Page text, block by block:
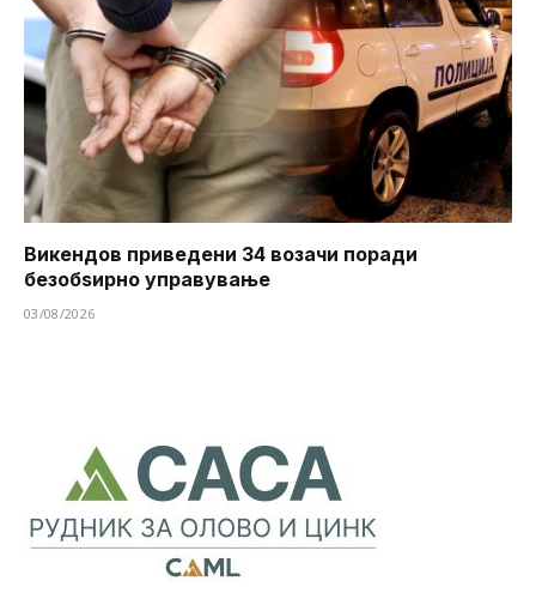
Викендов приведени 34 возачи поради
безобѕирно управување
03/08/2026